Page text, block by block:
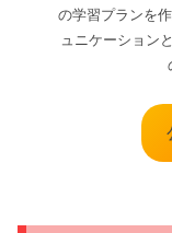
の学習プランを
ュニケーション